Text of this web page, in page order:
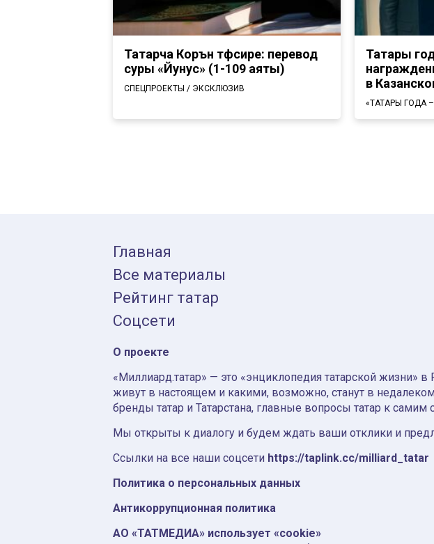
Татарча Коръән тәфсире: перевод
суры «Йунус» (1-109 аяты)
СПЕЦПРОЕКТЫ / ЭКСКЛЮЗИВ
Татары
в
«ТАТАРЫ ГОДА –
Главная
Все материалы
Рейтинг татар
Соцсети
О проекте
«Миллиард.татар» — это «энциклопедия татарской жизни»
живут в настоящем и какими, возможно, станут в
бренды татар и Татарстана, главные вопросы татар к
Мы открыты к диалогу и будем ждать ваши отклики и
Ссылки на все наши соцсети https://taplink.cc/milliard_tatar
Политика о персональных данных
Антикоррупционная политика
АО «ТАТМЕДИА» использует «cookie»